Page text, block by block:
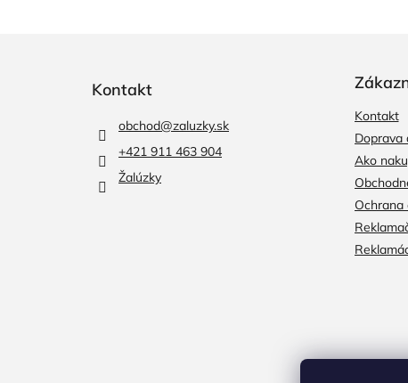
Kontakt
obchod@zaluzky.sk
+421 911 463 904
Žalúzky
Kontakt
Doprava
Ako
Ochrana